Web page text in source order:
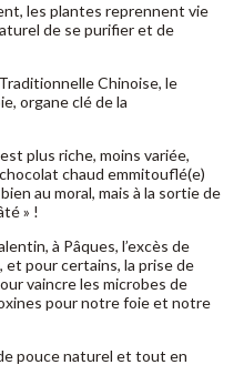
les plantes reprennent vie
de se purifier et de
Chinoise, le
organe clé de la
plus riche, moins variée,
chaud emmitouflé(e)
au moral, mais à la sortie de
» !
à Pâques, l’excès de
et pour certains, la prise de
vaincre les microbes de
pour notre foie et notre
pouce naturel et tout en